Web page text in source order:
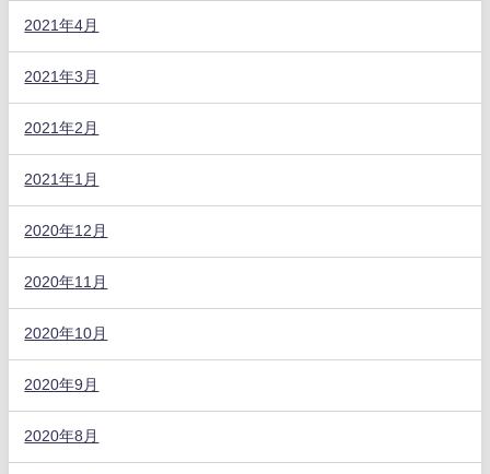
2021年4月
2021年3月
2021年2月
2021年1月
2020年12月
2020年11月
2020年10月
2020年9月
2020年8月